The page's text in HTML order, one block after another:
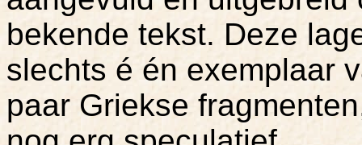
bekende tekst. Deze
slechts é én exemplaar
paar Griekse